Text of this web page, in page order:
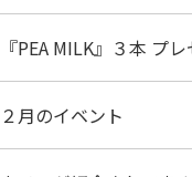
『PEA MILK』３本 プ
２月のイベント